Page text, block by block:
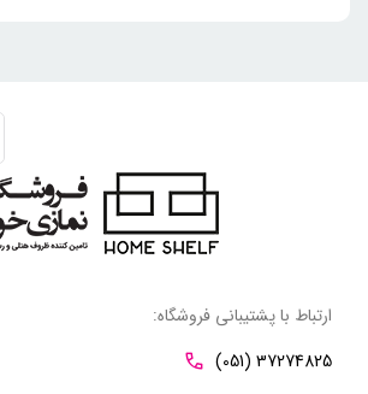
ارتباط با پشتیبانی فروشگاه:
(051) 37274825